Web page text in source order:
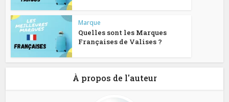
Marque
Quelles sont les Marques
Françaises de Valises ?
À propos de l'auteur